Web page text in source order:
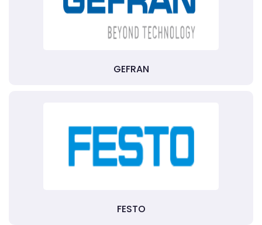
GEFRAN
FESTO